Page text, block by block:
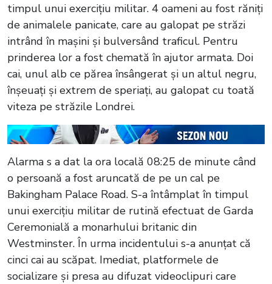
timpul unui exercițiu militar. 4 oameni au fost răniți
de animalele panicate, care au galopat pe străzi
intrând în mașini și bulversând traficul. Pentru
prinderea lor a fost chemată în ajutor armata. Doi
cai, unul alb ce părea însângerat și un altul negru,
înșeuați și extrem de speriați, au galopat cu toată
viteza pe străzile Londrei.
Alarma s a dat la ora locală 08:25 de minute când
o persoană a fost aruncată de pe un cal pe
Bakingham Palace Road. S-a întâmplat în timpul
unui exercițiu militar de rutină efectuat de Garda
Ceremonială a monarhului britanic din
Westminster. În urma incidentului s-a anunțat că
cinci cai au scăpat. Imediat, platformele de
socializare și presa au difuzat videoclipuri care